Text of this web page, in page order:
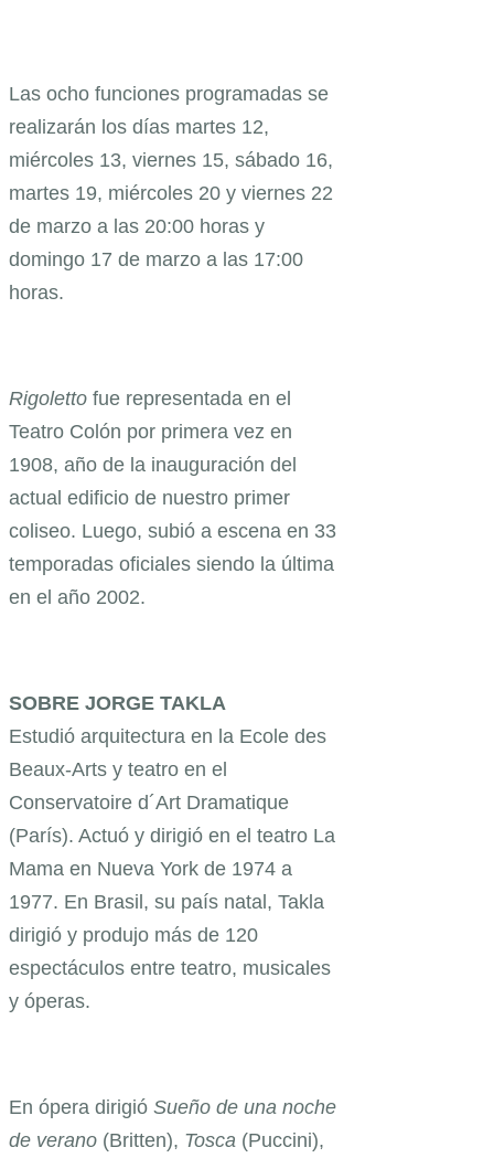
Las ocho funciones programadas se
realizarán los días martes 12,
miércoles 13, viernes 15, sábado 16,
martes 19, miércoles 20 y viernes 22
de marzo a las 20:00 horas y
domingo 17 de marzo a las 17:00
horas.
Rigoletto fue representada en el
Teatro Colón por primera vez en
1908, año de la inauguración del
actual edificio de nuestro primer
coliseo. Luego, subió a escena en 33
temporadas oficiales siendo la última
en el año 2002.
SOBRE JORGE TAKLA
Estudió arquitectura en la Ecole des
Beaux-Arts y teatro en el
Conservatoire d´Art Dramatique
(París). Actuó y dirigió en el teatro La
Mama en Nueva York de 1974 a
1977. En Brasil, su país natal, Takla
dirigió y produjo más de 120
espectáculos entre teatro, musicales
y óperas.
En ópera dirigió Sueño de una noche
de verano (Britten), Tosca (Puccini),